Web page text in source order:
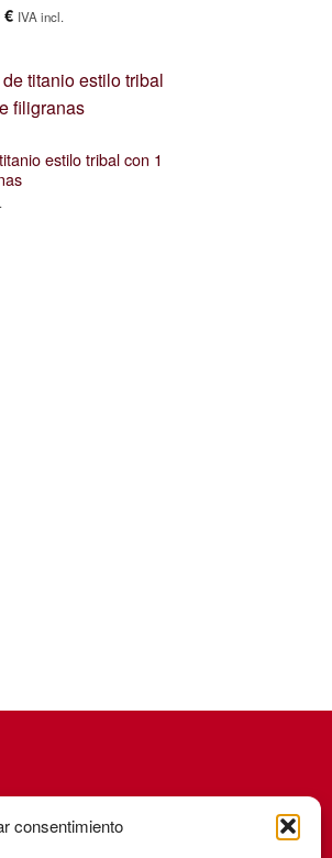
consentimiento
€El
precio
34,00 €.
IVA incl.
estilo tribal con 1